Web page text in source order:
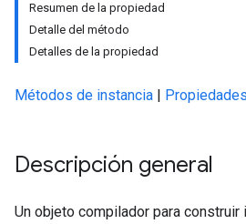
Resumen de la propiedad
Detalle del método
Detalles de la propiedad
Métodos de instancia | Propiedades
Descripción general
Un objeto compilador para construir